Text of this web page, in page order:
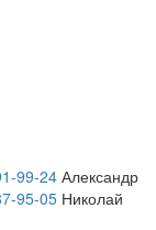
99-24Александр
95-05Николай